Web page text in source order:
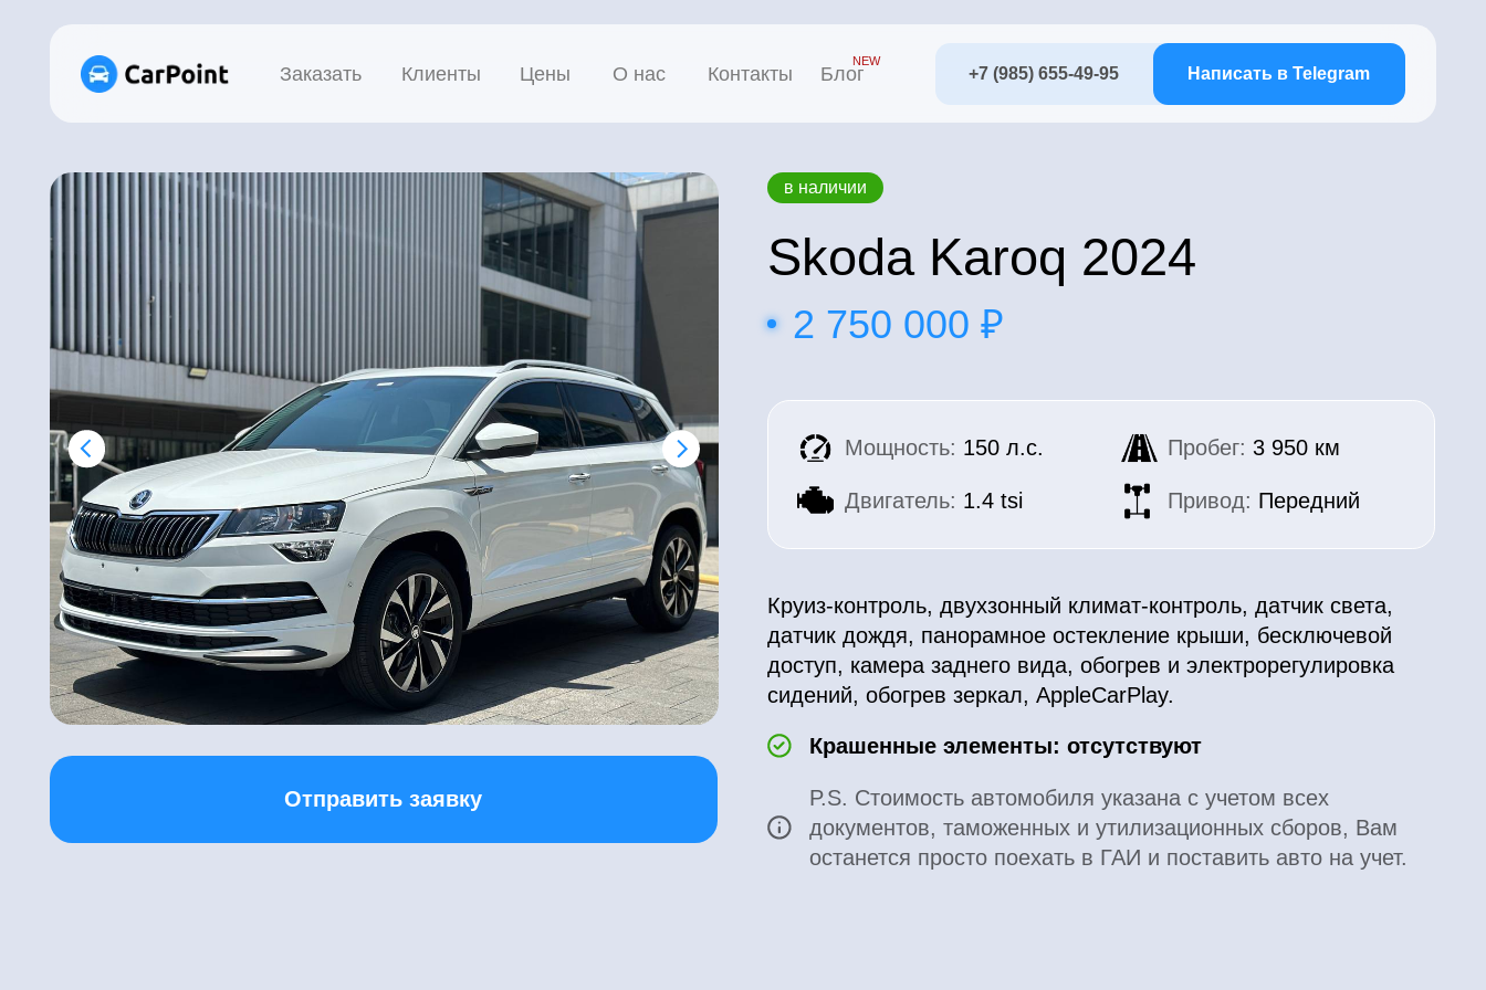
Заказать Клиенты Цены О нас Контакты Блог Написать в Telegram
+7 (985) 655-49-95
Skoda Karoq 2024
Мощность:150 л.с.
Двигатель:1.4 tsi
Пробег:3 950 км
Передний
Круиз-контроль, двухзонный климат-контроль, датчик света,
датчик дождя, панорамное остекление крыши, бесключевой
доступ, камера заднего вида, обогрев и электрорегулировка
сидений, обогрев зеркал, AppleCarPlay.
Крашенные элементы: отсутствуют
P.S. Стоимость автомобиля указана с учетом всех
документов, таможенных и утилизационных сборов, Вам
Отправить заявку